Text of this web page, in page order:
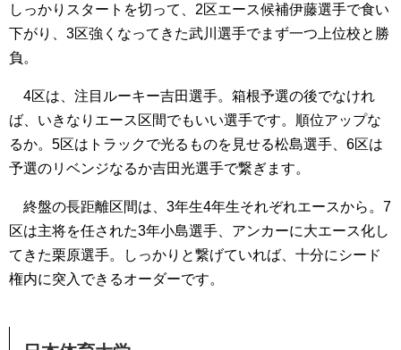
しっかりスタートを切って、2区エース候補伊藤選手で食い
下がり、3区強くなってきた武川選手でまず一つ上位校と勝
負。
4区は、注目ルーキー吉田選手。箱根予選の後でなけれ
ば、いきなりエース区間でもいい選手です。順位アップな
るか。5区はトラックで光るものを見せる松島選手、6区は
予選のリベンジなるか吉田光選手で繋ぎます。
終盤の長距離区間は、3年生4年生それぞれエースから。7
区は主将を任された3年小島選手、アンカーに大エース化し
てきた栗原選手。しっかりと繋げていれば、十分にシード
権内に突入できるオーダーです。